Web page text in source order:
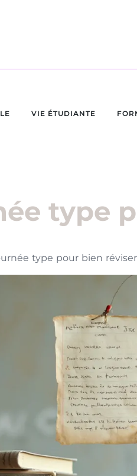
VIE ÉTUDIANTE
type
type pour bien réviser